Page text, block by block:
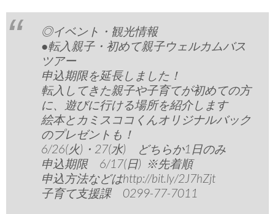
◎イベント・観光情報
●転入親子・初めて親子ウェルカムバス
ツアー
申込期限を延長しました！
転入してきた親子や子育てが初めての方
に、遊びに行ける場所を紹介します
絵本とカミスココくんオリジナルバック
のプレゼントも！
6/26(火)・27(水) どちらか1日のみ
申込期限 6/17(日) ※先着順
申込方法などはhttp://bit.ly/2J7hZjt
子育て支援課 0299-77-7011